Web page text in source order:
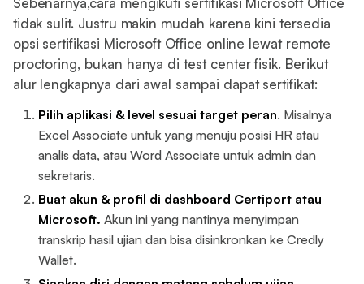
tidak sulit. Justru makin mudah karena kini tersedia
opsi sertifikasi Microsoft Office online lewat remote
proctoring, bukan hanya di test center fisik. Berikut
alur lengkapnya dari awal sampai dapat sertifikat:
Pilih aplikasi & level sesuai target peran. Misalnya
Excel Associate untuk yang menuju posisi HR atau
analis data, atau Word Associate untuk admin dan
sekretaris.
Buat akun & profil di dashboard Certiport atau
Microsoft.Akun ini yang nantinya menyimpan
transkrip hasil ujian dan bisa disinkronkan ke Credly
Wallet.